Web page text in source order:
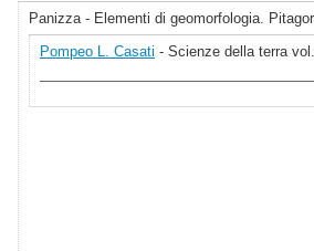
Panizza - Elementi di geomorfologia.
Pompeo L. Casati - Scienze della terra